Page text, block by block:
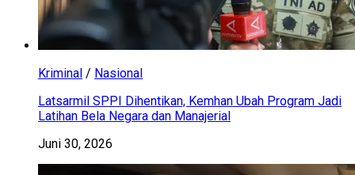
Kriminal / Nasional
Latsarmil SPPI Dihentikan, Kemhan Ubah Program Jadi
Latihan Bela Negara dan Manajerial
Juni 30, 2026